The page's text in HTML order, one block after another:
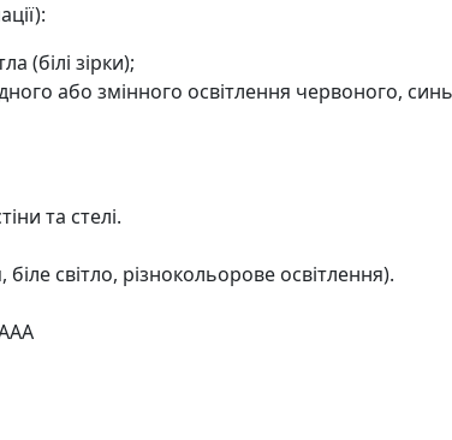
(білі зірки);
або змінного освітлення червоного,
та стелі.
світло, різнокольорове освітлення).